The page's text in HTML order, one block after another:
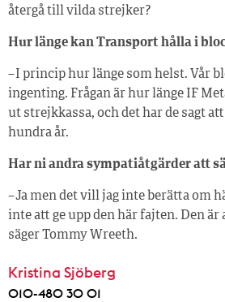
återgå till vilda strejker?
Hur länge kan Transport hålla i
– I princip hur länge som helst. Vår
ingenting. Frågan är hur länge IF
ut strejkkassa, och det har de sagt
hundra år.
Har ni andra sympatiåtgärder att
– Ja men det vill jag inte berätta om
inte att ge upp den här fajten. Den
säger Tommy Wreeth.
Kristina Sjöberg
010-480 30 01